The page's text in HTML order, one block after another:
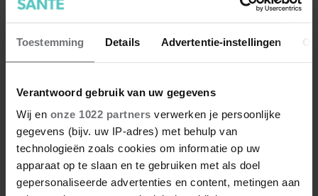
Toestemming Details Advertentie-instellingen
Verantwoord gebruik van uw gegevens
Wij en onze 1022 partners verwerken je persoonlijke
gegevens (bijv. uw IP-adres) met behulp van
technologieën zoals cookies om informatie op uw
apparaat op te slaan en te gebruiken met als doel
gepersonaliseerde advertenties en content, metingen aan
meteen de voorraadkast in, en de ander merkt
juist dat de trek in een tussendoortje na zo’n
zelfde wandeling verdwenen is. Dat wandelen je
honger simpelweg aanwakkert, blijkt uit
gebeurt iets veel interessanters.
Meer van Santé